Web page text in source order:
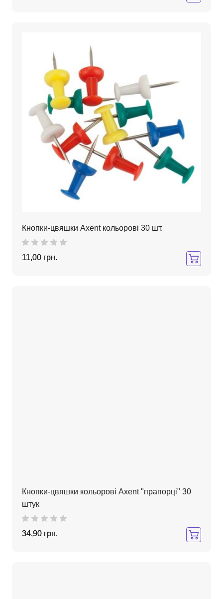
Кнопки-цвяшки Axent кольорові 30 шт.
11,00 грн.
Кнопки-цвяшки кольорові Axent "прапорці" 30
штук
34,90 грн.